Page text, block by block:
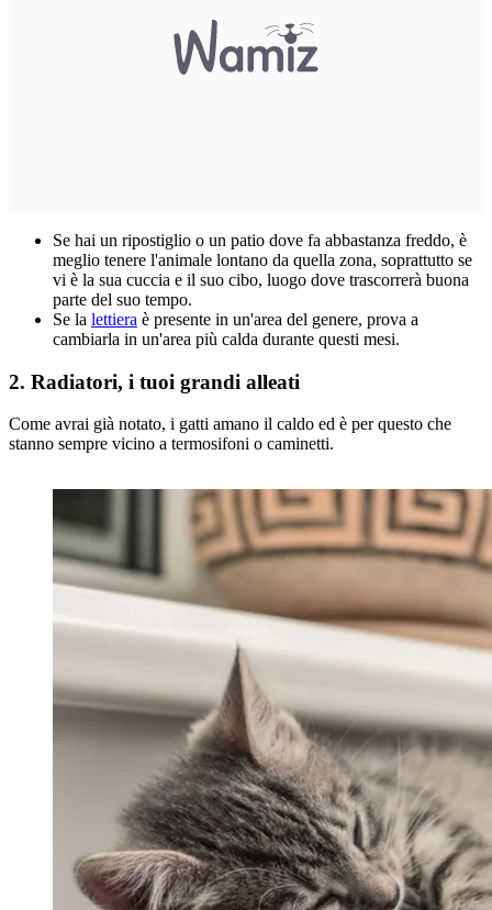
Se hai un ripostiglio o un patio dove fa abbastanza freddo, è
meglio tenere l'animale lontano da quella zona, soprattutto se
vi è la sua cuccia e il suo cibo, luogo dove trascorrerà buona
parte del suo tempo.
Se la lettiera è presente in un'area del genere, prova a
cambiarla in un'area più calda durante questi mesi.
2. Radiatori, i tuoi grandi alleati
Come avrai già notato, i gatti amano il caldo ed è per questo che
stanno sempre vicino a termosifoni o caminetti.